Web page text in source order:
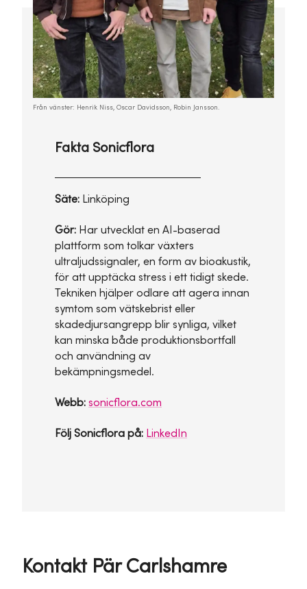
Fakta Sonicflora
Säte: Linköping
Gör: Har utvecklat en AI-baserad
plattform som tolkar växters
ultraljudssignaler, en form av bioakustik,
för att upptäcka stress i ett tidigt skede.
Tekniken hjälper odlare att agera innan
symtom som vätskebrist eller
skadedjursangrepp blir synliga, vilket
kan minska både produktionsbortfall
och användning av
bekämpningsmedel.
Webb: sonicflora.com
Följ Sonicflora på: LinkedIn
Från vänster: Henrik Niss, Oscar Davidsson, Robin Jansson.
Kontakt Pär Carlshamre